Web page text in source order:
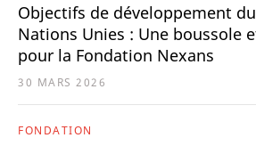
Objectifs de développement
Nations Unies : Une boussole
pour la Fondation Nexans
30 MARS 2026
FONDATION